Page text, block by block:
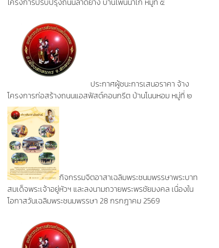
ประกาศผู้ชนะการเสนอราคา จ้าง
โครงการก่อสร้างถนนแอสฟัสต์คอนกรีต บ้านโนนหอม หมู่ที่ ๒
กิจกรรมจิตอาสาเฉลิมพระชนมพรรษาพระบาท
สมเด็จพระเจ้าอยู่หัวฯ และลงนามถวายพระพรชัยมงคล เนื่องใน
โอกาสวันเฉลิมพระชนมพรรษา 28 กรกฎาคม 2569